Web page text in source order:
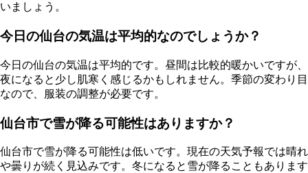
いましょう。
今日の仙台の気温は平均的なのでしょうか？
今日の仙台の気温は平均的です。昼間は比較的暖かいですが、
夜になると少し肌寒く感じるかもしれません。季節の変わり目
なので、服装の調整が必要です。
仙台市で雪が降る可能性はありますか？
仙台市で雪が降る可能性は低いです。現在の天気予報では晴れ
や曇りが続く見込みです。冬になると雪が降ることもあります